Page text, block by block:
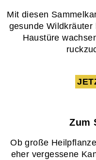
Mit diesen
gesunde
Haustüre
Zum
Ob große
eher vergessene